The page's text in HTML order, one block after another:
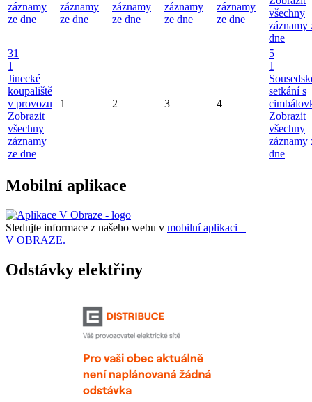
záznamy
ze dne
záznamy
ze dne
záznamy
ze dne
záznamy
ze dne
záznamy
ze dne
všechny
záznamy
dne
31
1
Jinecké
koupaliště
v provozu
Zobrazit
všechny
záznamy
ze dne
1 2 3 4
5
1
setkání s
Zobrazit
všechny
záznamy
dne
Mobilní aplikace
Sledujte informace z našeho webu v mobilní aplikaci –
V OBRAZE.
Odstávky elektřiny